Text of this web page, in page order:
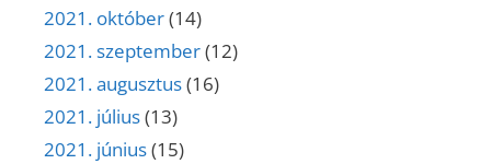
2021. október(14)
2021. szeptember(12)
2021. augusztus(16)
2021. július(13)
2021. június(15)